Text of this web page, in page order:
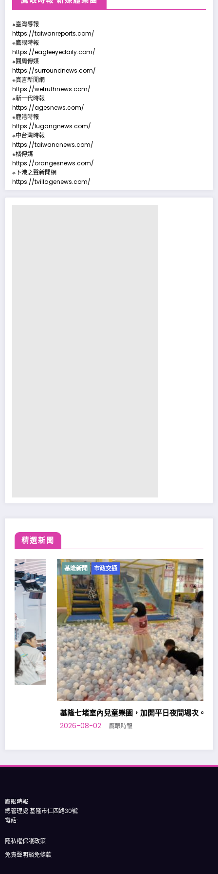
※臺灣導報
https://taiwanreports.com/
※鷹眼時報
https://eagleeyedaily.com/
※圓周傳媒
https://surroundnews.com/
※真言新聞網
https://wetruthnews.com/
※新一代時報
https://agesnews.com/
※鹿港時報
https://lugangnews.com/
※中台灣時報
https://taiwancnews.com/
※橘傳媒
https://orangesnews.com/
※下港之聲新聞網
https://tvillagenews.com/
精選新聞
基隆新聞 市政交通
基隆七堵室內兒童樂園，加開平日夜間場次。
鷹眼時報
鷹眼時報
總管理處:基隆市仁四路30號
電話:
隱私權保護政策
免責聲明豁免條款